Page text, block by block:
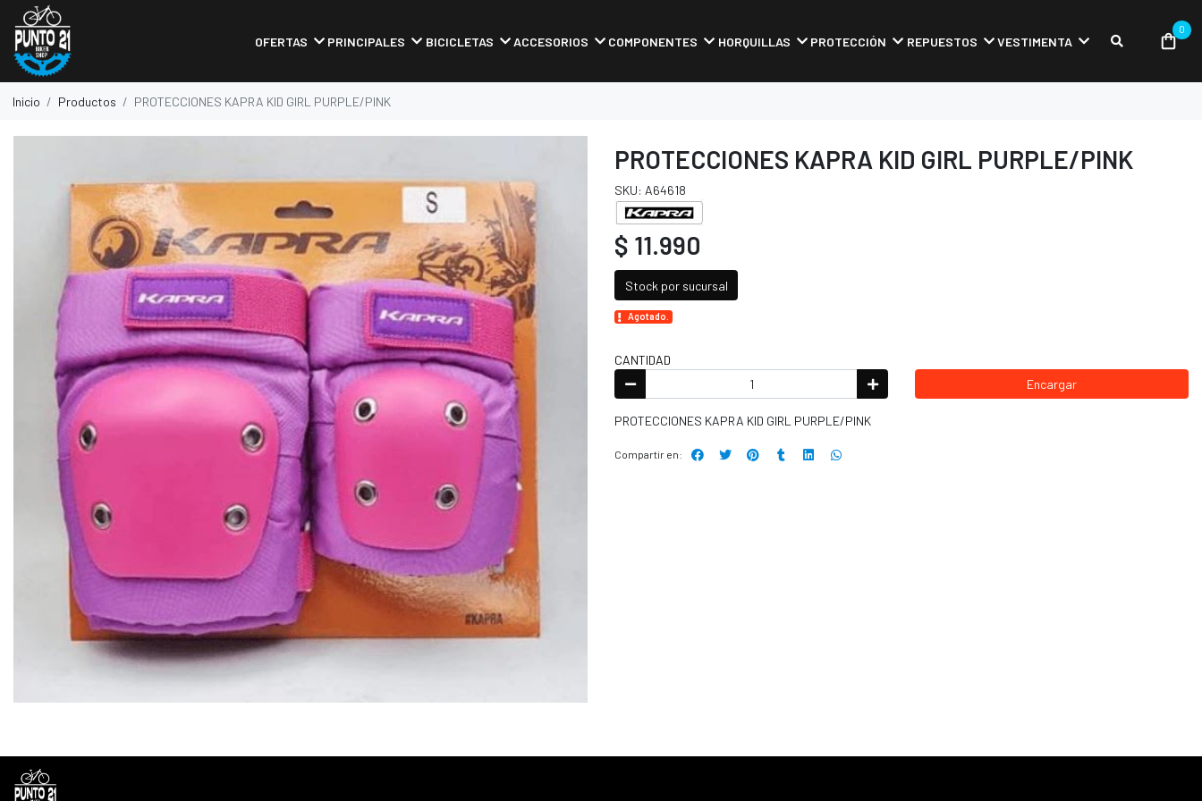
OFERTAS PRINCIPALES BICICLETAS ACCESORIOS COMPONENTES HORQUILLAS PROTECCIÓN REPUESTOS VESTIMENTA
0
Inicio Productos PROTECCIONES KAPRA KID GIRL PURPLE/PINK
PROTECCIONES KAPRA KID GIRL PURPLE/PINK
SKU: A64618
$ 11.990
Stock por sucursal
Agotado.
CANTIDAD
Encargar
PROTECCIONES KAPRA KID GIRL PURPLE/PINK
Compartir en: